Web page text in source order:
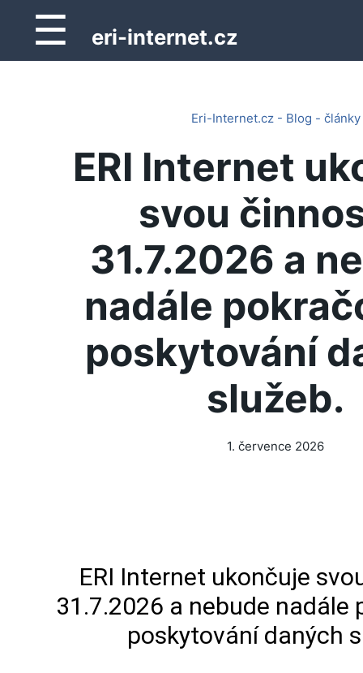
☰ eri-internet.cz
Eri-Internet.cz - Blog - články
ERI Internet
svou
31.7.2026 a
nadále
poskytování
služeb.
1. července 2026
ERI Internet ukončuje
31.7.2026 a nebude nadále
poskytování daných